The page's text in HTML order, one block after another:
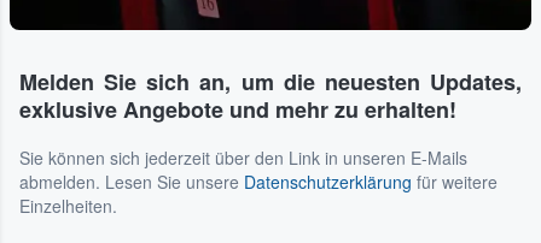
Melden Sie sich an, um die neuesten Updates,
exklusive Angebote und mehr zu erhalten!
Sie können sich jederzeit über den Link in unseren E-Mails
abmelden. Lesen Sie unsere Datenschutzerklärung für weitere
Einzelheiten.